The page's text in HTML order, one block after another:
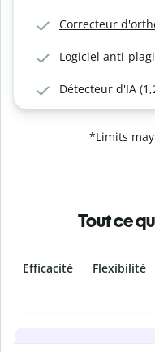
Correcteur
Logiciel anti-
Détecteur d'IA
*Limits
Tout ce
Efficacité Flexibilité